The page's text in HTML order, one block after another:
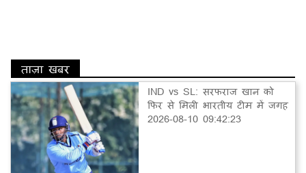
ताज़ा खबर
IND vs SL: सरफराज खान को
फिर से मिली भारतीय टीम में जगह
2026-08-10 09:42:23